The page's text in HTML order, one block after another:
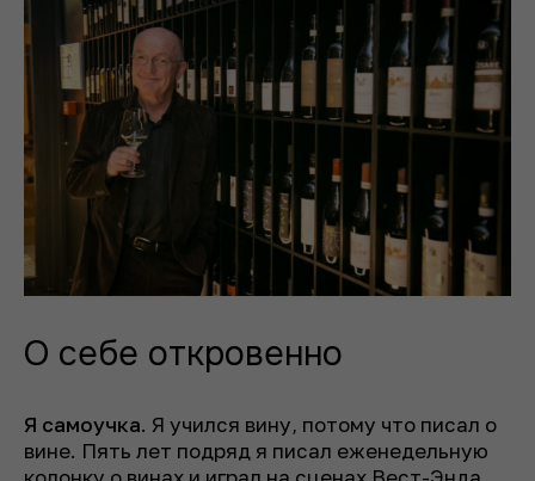
О себе откровенно
Я самоучка. Я учился вину, потому что писал о
вине. Пять лет подряд я писал еженедельную